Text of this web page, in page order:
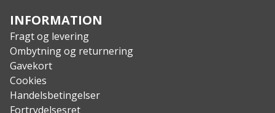
Indgangsparti til opbevaring
Afskærmet ventilation i begge ender
Panel med myggenet i dør
Lanternestrop
Tapede sømme
Stangkanalerne er lukket i den ene ende for at
sikre nem indføring af teltstænger
INFORMATION
Fragt og levering
Ombytning og returnering
Gavekort
Cookies
Handelsbetingelser
Fortrydelsesret